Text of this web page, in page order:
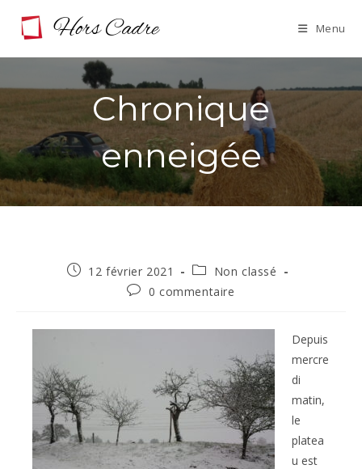
Menu
Chronique
enneigée
Publication
12 février 2021
Post
category:
Non classé
Commentaires
0 commentaire
Depuis
mercre
di
matin,
le
platea
u est